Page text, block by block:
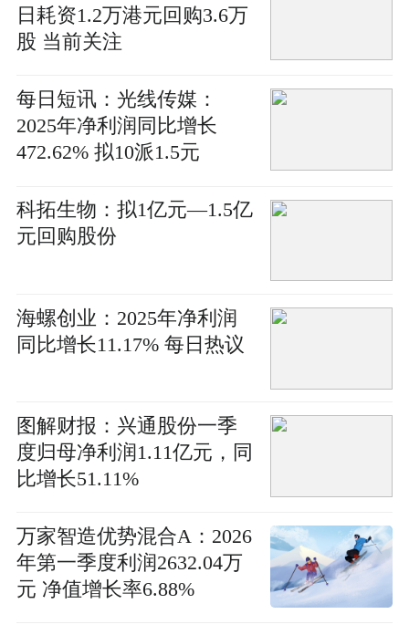
日耗资1.2万港元回购3.6万
股 当前关注
每日短讯：光线传媒：
2025年净利润同比增长
472.62% 拟10派1.5元
科拓生物：拟1亿元—1.5亿
元回购股份
海螺创业：2025年净利润
同比增长11.17% 每日热议
图解财报：兴通股份一季
度归母净利润1.11亿元，同
比增长51.11%
万家智造优势混合A：2026
年第一季度利润2632.04万
元 净值增长率6.88%